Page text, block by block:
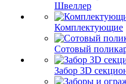
Швеллер
Комплектующие
Сотовый
Забор 3D